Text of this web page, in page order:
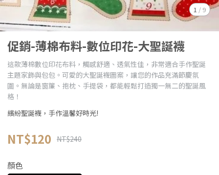
1 / 9
促銷-薄棉布料-數位印花-大聖誕襪
這款薄棉數位印花布料，觸感舒適、透氣性佳，非常適合手作聖誕
主題家飾與包包。可愛的大聖誕襪圖案，讓您的作品充滿節慶氛
圍。無論是窗簾、抱枕、手提袋，都能輕鬆打造獨一無二的聖誕風
格！
繽紛聖誕襪，手作溫馨好時光!
NT$120 NT$240
顏色